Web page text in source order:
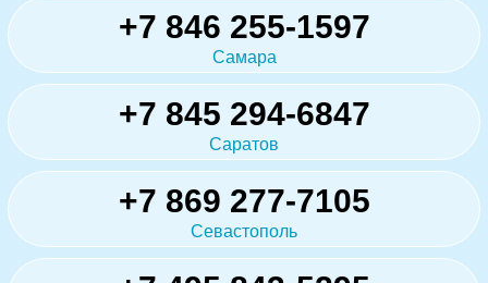
+7 846 255-1597
Самара
+7 845 294-6847
Саратов
+7 869 277-7105
Севастополь